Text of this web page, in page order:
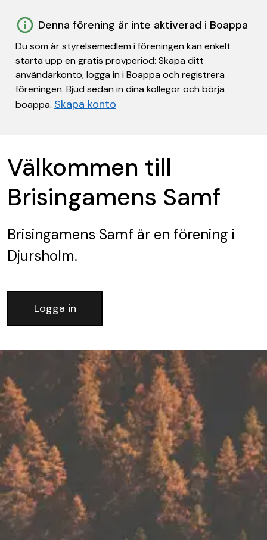
Denna förening är inte aktiverad i Boappa
Du som är styrelsemedlem i föreningen kan enkelt
starta upp en gratis provperiod: Skapa ditt
användarkonto, logga in i Boappa och registrera
föreningen. Bjud sedan in dina kollegor och börja
boappa. Skapa konto
Välkommen till
Brisingamens Samf
Brisingamens Samf är en förening i
Djursholm.
Logga in